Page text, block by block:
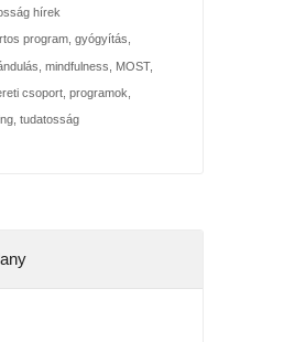
hírek
program, gyógyítás
mindfulness MOST,
csoport, programok
, tudatosság